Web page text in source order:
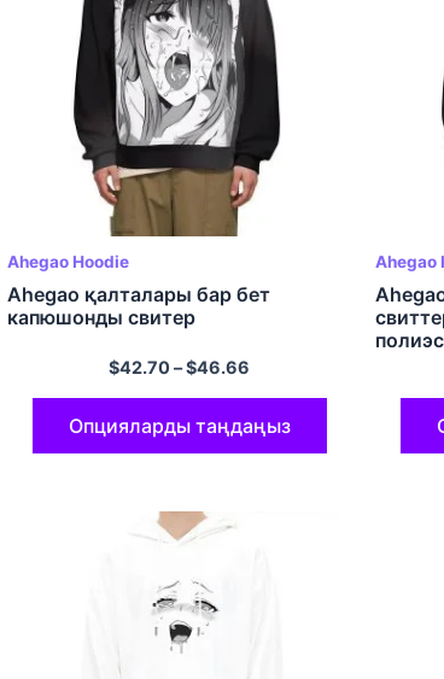
Ahegao Hoodie
Ahegao қалталары бар бет
капюшонды свитер
$42.70–$46.66
Опцияларды таңдаңыз
Ahegao